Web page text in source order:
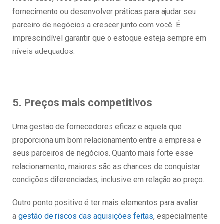
fornecimento ou desenvolver práticas para ajudar seu
parceiro de negócios a crescer junto com você. É
imprescindível garantir que o estoque esteja sempre em
níveis adequados.
5. Preços mais competitivos
Uma gestão de fornecedores eficaz é aquela que
proporciona um bom relacionamento entre a empresa e
seus parceiros de negócios. Quanto mais forte esse
relacionamento, maiores são as chances de conquistar
condições diferenciadas, inclusive em relação ao preço.
Outro ponto positivo é ter mais elementos para avaliar
a gestão de riscos das aquisições feitas, especialmente